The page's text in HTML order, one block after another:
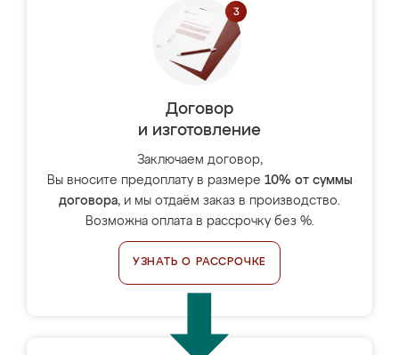
Договор
и изготовление
Заключаем договор,
Вы вносите предоплату в размере 10% от суммы
договора, и мы отдаём заказ в производство.
Возможна оплата в рассрочку без %.
УЗНАТЬ О РАССРОЧКЕ